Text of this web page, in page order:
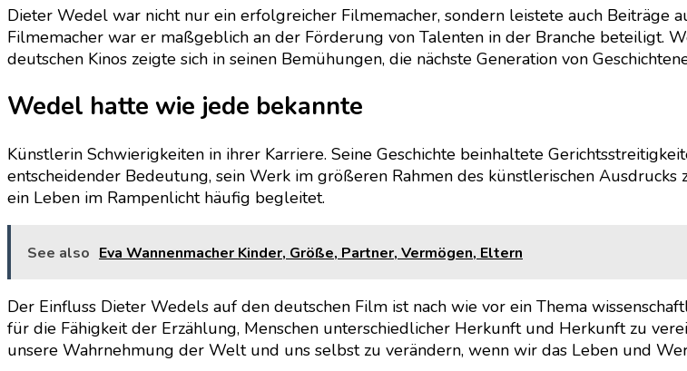
Dieter Wedel war nicht nur ein erfolgreicher Filmemacher, sondern leistete auch Beiträge
Filmemacher war er maßgeblich an der Förderung von Talenten in der Branche beteiligt.
deutschen Kinos zeigte sich in seinen Bemühungen, die nächste Generation von
Wedel hatte wie jede bekannte
Künstlerin Schwierigkeiten in ihrer Karriere. Seine Geschichte beinhaltete
entscheidender Bedeutung, sein Werk im größeren Rahmen des künstlerischen
ein Leben im Rampenlicht häufig begleitet.
See also Eva Wannenmacher Kinder, Größe, Partner, Vermögen, Eltern
Der Einfluss Dieter Wedels auf den deutschen Film ist nach wie vor ein Thema
für die Fähigkeit der Erzählung, Menschen unterschiedlicher Herkunft und Herkunft zu
unsere Wahrnehmung der Welt und uns selbst zu verändern, wenn wir das Leben und